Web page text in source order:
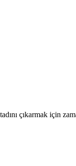
çıkarmak için